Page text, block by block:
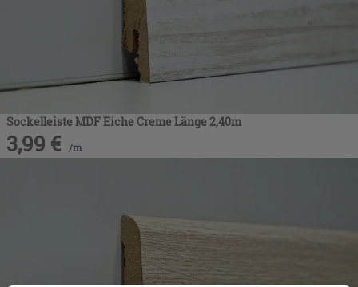
Sockelleiste MDF Eiche Creme Länge 2,40m
3,99 € /m